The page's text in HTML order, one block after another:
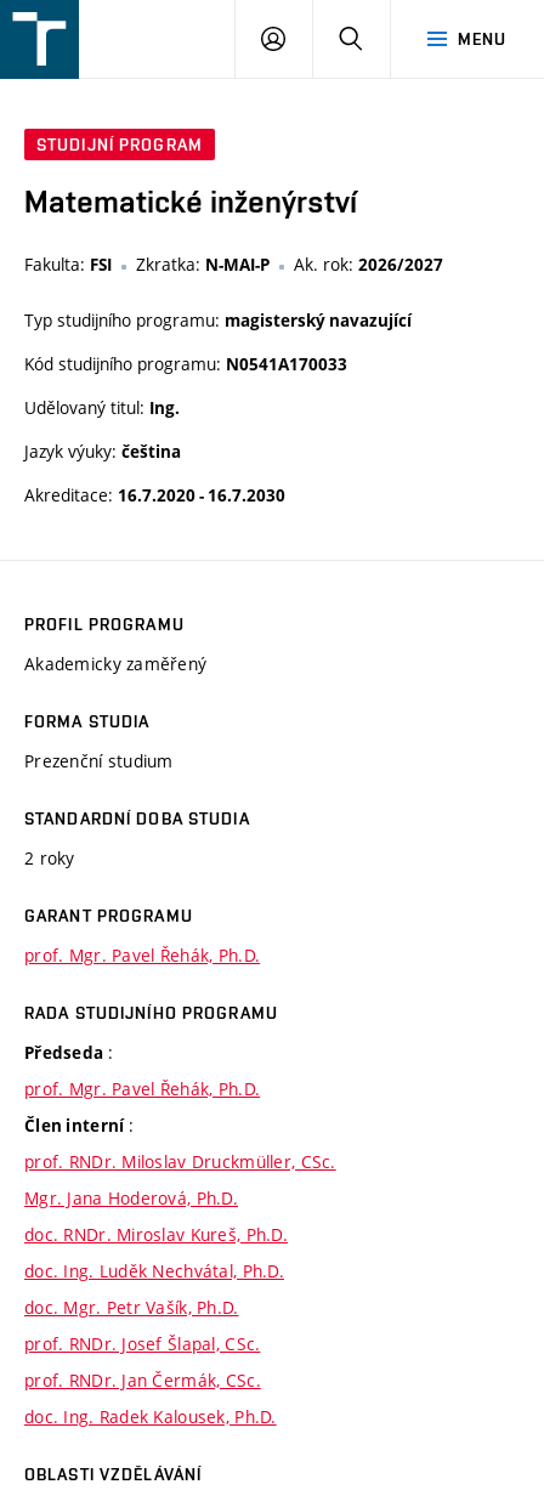
v
MENU
PŘIHLÁŠENÍ
STUDIJNÍ PROGRAM
Matematické inženýrství
Fakulta: FSI Zkratka: N-MAI-P Ak. rok: 2026/2027
Typ studijního programu: magisterský navazující
Kód studijního programu: N0541A170033
Udělovaný titul: Ing.
Jazyk výuky: čeština
Akreditace: 16.7.2020 - 16.7.2030
PROFIL PROGRAMU
Akademicky zaměřený
FORMA STUDIA
Prezenční studium
STANDARDNÍ DOBA STUDIA
2 roky
GARANT PROGRAMU
prof. Mgr. Pavel Řehák, Ph.D.
RADA STUDIJNÍHO PROGRAMU
Předseda :
prof. Mgr. Pavel Řehák, Ph.D.
Člen interní :
prof. RNDr. Miloslav Druckmüller, CSc.
Mgr. Jana Hoderová, Ph.D.
doc. RNDr. Miroslav Kureš, Ph.D.
doc. Ing. Luděk Nechvátal, Ph.D.
doc. Mgr. Petr Vašík, Ph.D.
prof. RNDr. Josef Šlapal, CSc.
prof. RNDr. Jan Čermák, CSc.
doc. Ing. Radek Kalousek, Ph.D.
OBLASTI VZDĚLÁVÁNÍ